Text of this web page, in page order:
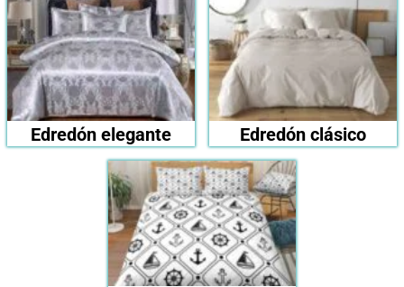
Edredón elegante Edredón clásico